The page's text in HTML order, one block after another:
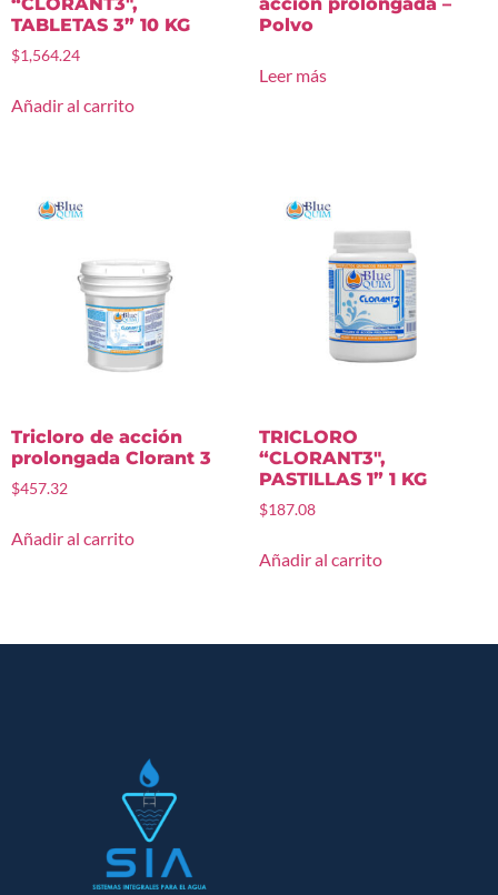
TABLETAS 3” 10 KG
$1,564.24
Añadir al carrito
Polvo
Leer más
Tricloro de acción
prolongada Clorant 3
$457.32
Añadir al carrito
TRICLORO
“CLORANT3″,
PASTILLAS 1” 1 KG
$187.08
Añadir al carrito